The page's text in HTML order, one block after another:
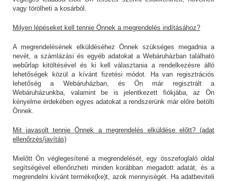
vagy törölheti a kosárból.
Milyen lépéseket kell tennie Önnek a megrendelés indításához?
A megrendelésének elküldéséhez Önnek szükséges megadnia a
nevét, a számlázási és egyéb adatokat a Webáruházban található
webűrlap kitöltésével és ki kell választania a rendelkezésre álló
lehetőségek közül a kívánt fizetési módot. Ha van regisztrációs
lehetőség a Webáruházban, és Ön már regisztrált a
Webáruházunkba, valamint be is jelentkezett fiókjába, az Ön
kényelme érdekében egyes adatokat a rendszerünk már előre betölti
Önnek.
Mit javasolt tennie Önnek a megrendelés elküldése előtt? (adat
ellenőrzés/javítás)
Mielőtt Ön véglegesítené a megrendelését, egy összefoglaló oldal
segítségével ellenőrizheti minden korábban megadott adatát, és a
megrendelni kívánt terméke(ke)t, azok mennyiségét. Ha adatbeviteli